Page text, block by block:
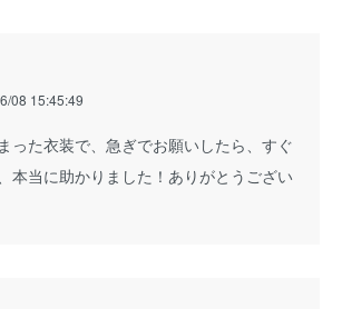
08 15:45:49
った衣装で、急ぎでお願いしたら、すぐ
本当に助かりました！ありがとうござい